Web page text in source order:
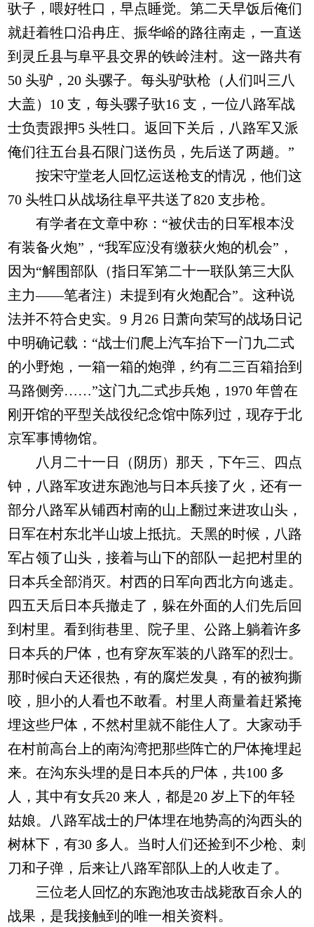
驮子，喂好牲口，早点睡觉。第二天早饭后俺们
就赶着牲口沿冉庄、振华峪的路往南走，一直送
到灵丘县与阜平县交界的铁岭洼村。这一路共有
50 头驴，20 头骡子。每头驴驮枪（人们叫三八
大盖）10 支，每头骡子驮16 支，一位八路军战
士负责跟押5 头牲口。返回下关后，八路军又派
俺们往五台县石限门送伤员，先后送了两趟。”
按宋守堂老人回忆运送枪支的情况，他们这
70 头牲口从战场往阜平共送了820 支步枪。
有学者在文章中称：“被伏击的日军根本没
有装备火炮”，“我军应没有缴获火炮的机会”，
因为“解围部队（指日军第二十一联队第三大队
主力——笔者注）未提到有火炮配合”。这种说
法并不符合史实。9 月26 日萧向荣写的战场日记
中明确记载：“战士们爬上汽车抬下一门九二式
的小野炮，一箱一箱的炮弹，约有二三百箱抬到
马路侧旁……”这门九二式步兵炮，1970 年曾在
刚开馆的平型关战役纪念馆中陈列过，现存于北
京军事博物馆。
八月二十一日（阴历）那天，下午三、四点
钟，八路军攻进东跑池与日本兵接了火，还有一
部分八路军从铺西村南的山上翻过来进攻山头，
日军在村东北半山坡上抵抗。天黑的时候，八路
军占领了山头，接着与山下的部队一起把村里的
日本兵全部消灭。村西的日军向西北方向逃走。
四五天后日本兵撤走了，躲在外面的人们先后回
到村里。看到街巷里、院子里、公路上躺着许多
日本兵的尸体，也有穿灰军装的八路军的烈士。
那时候白天还很热，有的腐烂发臭，有的被狗撕
咬，胆小的人看也不敢看。村里人商量着赶紧掩
埋这些尸体，不然村里就不能住人了。大家动手
在村前高台上的南沟湾把那些阵亡的尸体掩埋起
来。在沟东头埋的是日本兵的尸体，共100 多
人，其中有女兵20 来人，都是20 岁上下的年轻
姑娘。八路军战士的尸体埋在地势高的沟西头的
树林下，有30 多人。当时人们还捡到不少枪、刺
刀和子弹，后来让八路军部队上的人收走了。
三位老人回忆的东跑池攻击战毙敌百余人的
战果，是我接触到的唯一相关资料。